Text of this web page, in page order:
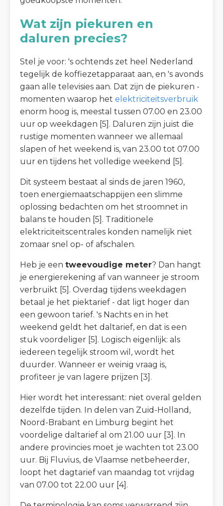
Wat zijn piekuren en
daluren precies?
Stel je voor: 's ochtends zet heel Nederland
tegelijk de koffiezetapparaat aan, en 's avonds
gaan alle televisies aan. Dat zijn de piekuren -
momenten waarop het elektriciteitsverbruik
enorm hoog is, meestal tussen 07.00 en 23.00
uur op weekdagen [5]. Daluren zijn juist die
rustige momenten wanneer we allemaal
slapen of het weekend is, van 23.00 tot 07.00
uur en tijdens het volledige weekend [5].
Dit systeem bestaat al sinds de jaren 1960,
toen energiemaatschappijen een slimme
oplossing bedachten om het stroomnet in
balans te houden [5]. Traditionele
elektriciteitscentrales konden namelijk niet
zomaar snel op- of afschalen.
Heb je een tweevoudige meter? Dan hangt
je energierekening af van wanneer je stroom
verbruikt [5]. Overdag tijdens weekdagen
betaal je het piektarief - dat ligt hoger dan
een gewoon tarief. 's Nachts en in het
weekend geldt het daltarief, en dat is een
stuk voordeliger [5]. Logisch eigenlijk: als
iedereen tegelijk stroom wil, wordt het
duurder. Wanneer er weinig vraag is,
profiteer je van lagere prijzen [3].
Hier wordt het interessant: niet overal gelden
dezelfde tijden. In delen van Zuid-Holland,
Noord-Brabant en Limburg begint het
voordelige daltarief al om 21.00 uur [3]. In
andere provincies moet je wachten tot 23.00
uur. Bij Fluvius, de Vlaamse netbeheerder,
loopt het dagtarief van maandag tot vrijdag
van 07.00 tot 22.00 uur [4].